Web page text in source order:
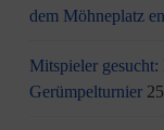
dem Möhneplatz
Mitspieler
Gerümpelturnier